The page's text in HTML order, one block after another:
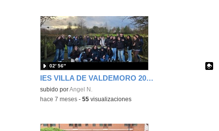
IES VILLA DE VALDEMORO 2025
Contenido educativo.
subido porAngel N.
02′ 56″
-hace 7 meses -55 visualizaciones